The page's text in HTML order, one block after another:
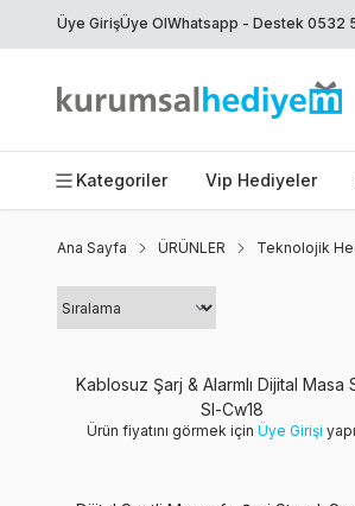
Üye GirişÜye OlWhatsapp - Destek 0532
Kategoriler Vip Hediyeler
Ana Sayfa ÜRÜNLER Teknolojik
Kablosuz Şarj & Alarmlı Dijital Masa
Sl-Cw18
Ürün fiyatını görmek için Üye Girişi